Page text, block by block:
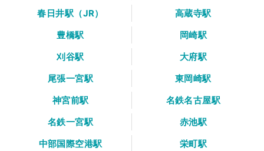
春日井駅（JR）
高蔵寺駅
豊橋駅
岡崎駅
刈谷駅
大府駅
尾張一宮駅
東岡崎駅
神宮前駅
名鉄名古屋駅
名鉄一宮駅
赤池駅
中部国際空港駅
栄町駅